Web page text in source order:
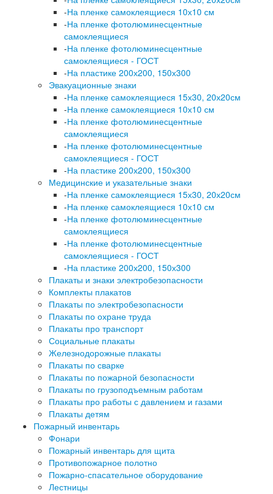
-На пленке самоклеящиеся 10х10 см
-На пленке фотолюминесцентные
самоклеящиеся
-На пленке фотолюминесцентные
самоклеящиеся - ГОСТ
-На пластике 200х200, 150х300
Эвакуационные знаки
-На пленке самоклеящиеся 15х30, 20х20см
-На пленке самоклеящиеся 10х10 см
-На пленке фотолюминесцентные
самоклеящиеся
-На пленке фотолюминесцентные
самоклеящиеся - ГОСТ
-На пластике 200х200, 150х300
Медицинские и указательные знаки
-На пленке самоклеящиеся 15х30, 20х20см
-На пленке самоклеящиеся 10х10 см
-На пленке фотолюминесцентные
самоклеящиеся
-На пленке фотолюминесцентные
самоклеящиеся - ГОСТ
-На пластике 200х200, 150х300
Плакаты и знаки электробезопасности
Комплекты плакатов
Плакаты по электробезопасности
Плакаты по охране труда
Плакаты про транспорт
Социальные плакаты
Железнодорожные плакаты
Плакаты по сварке
Плакаты по пожарной безопасности
Плакаты по грузоподъемным работам
Плакаты про работы с давлением и газами
Плакаты детям
Пожарный инвентарь
Фонари
Пожарный инвентарь для щита
Противопожарное полотно
Пожарно-спасательное оборудование
Лестницы